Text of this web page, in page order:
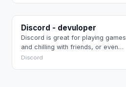
Discord - devuloper
Discord is great for playing games
and chilling with friends, or even
building a worldwide community.
Discord